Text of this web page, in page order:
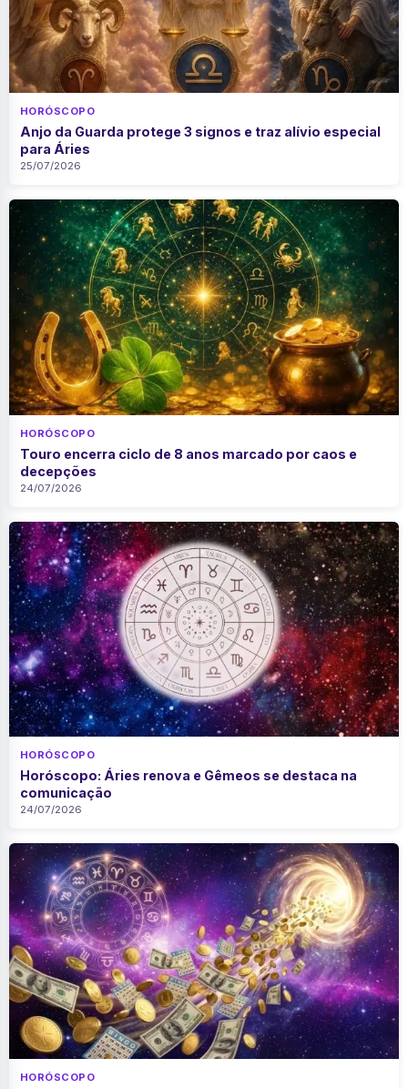
HORÓSCOPO
Anjo da Guarda protege 3 signos e traz alívio especial
para Áries
25/07/2026
HORÓSCOPO
Touro encerra ciclo de 8 anos marcado por caos e
decepções
24/07/2026
HORÓSCOPO
Horóscopo: Áries renova e Gêmeos se destaca na
comunicação
24/07/2026
HORÓSCOPO